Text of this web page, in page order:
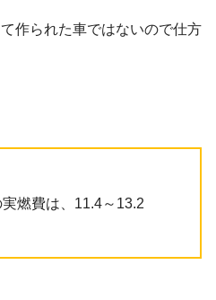
作られた車ではないので仕方
燃費は、11.4～13.2